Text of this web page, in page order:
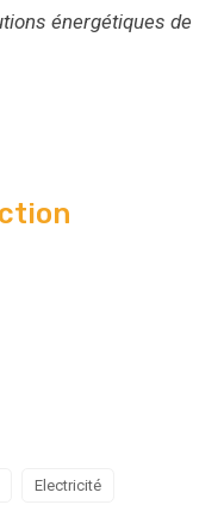
énergétiques de
Electricité